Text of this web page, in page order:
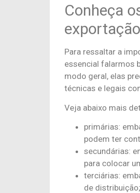
Conheça
exportação
Para ressaltar a
essencial falarmos
modo geral, elas
técnicas e legais
Veja abaixo mais
primárias:
podem ter
secundárias:
para colocar
terciárias:
de distribuição;